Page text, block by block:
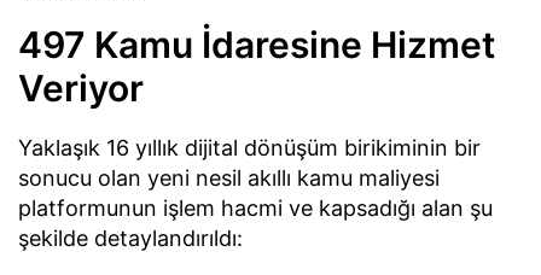
497 Kamu İdaresine Hizmet
Veriyor
Yaklaşık 16 yıllık dijital dönüşüm birikiminin bir
sonucu olan yeni nesil akıllı kamu maliyesi
platformunun işlem hacmi ve kapsadığı alan şu
şekilde detaylandırıldı: